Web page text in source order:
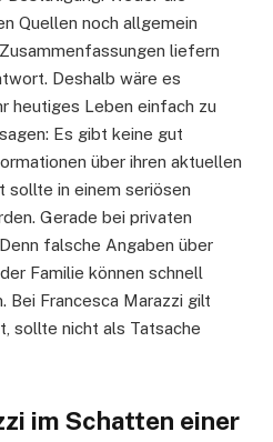
Quellen noch allgemein
liefern
Deshalb wäre es
heutiges Leben einfach zu
Es gibt keine gut
über ihren aktuellen
sollte in einem seriösen
Gerade bei privaten
falsche Angaben über
Familie können schnell
Bei Francesca Marazzi gilt
sollte nicht als Tatsache
im Schatten einer